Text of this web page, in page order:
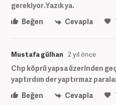
gerekiyor.Yazık ya.
Beğen
Cevapla
Mustafa gülhan 2 yıl önce
Chp köprü yapsa üzerinden
yaptırdım der yaptırmaz
Beğen
Cevapla